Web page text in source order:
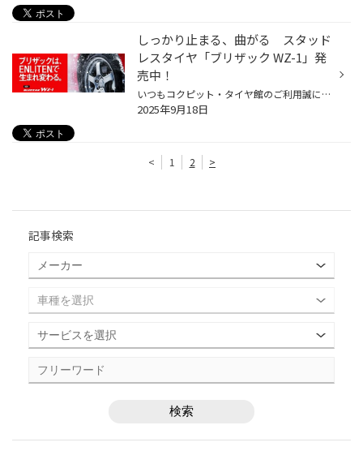
しっかり止まる、曲がる スタッド
レスタイヤ「ブリザック WZ-1」発
売中！
いつもコクピット・タイヤ館のご利用誠にありがとうございます。 今回は、9月より発売となった、商品設計基盤技術「ENLITEN」を搭載した, 乗用車用スタッドレスタイヤ「BLIZZAK WZ-1」についてご紹介いたします。 冬道の安心・安全を支える3つの特徴 しっかり止まる、曲がる「ブリザックWZ-1」の製...
2025年9月18日
< 1 2 >
記事検索